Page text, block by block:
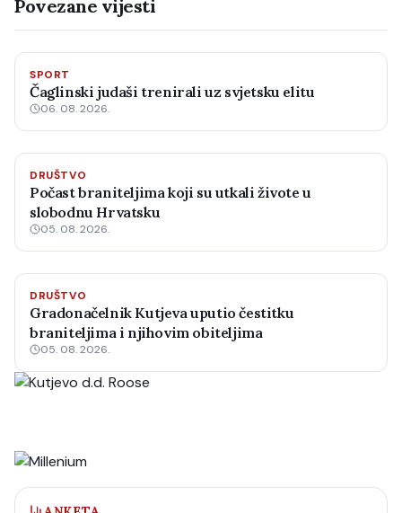
Povezane vijesti
SPORT
Čaglinski judaši trenirali uz svjetsku elitu
06. 08. 2026.
DRUŠTVO
Počast braniteljima koji su utkali živote u
slobodnu Hrvatsku
05. 08. 2026.
DRUŠTVO
Gradonačelnik Kutjeva uputio čestitku
braniteljima i njihovim obiteljima
05. 08. 2026.